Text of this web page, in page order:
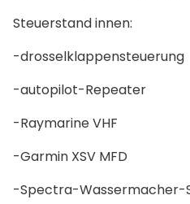
Steuerstand innen:
-drosselklappensteuerung
-autopilot-Repeater
-Raymarine VHF
-Garmin XSV MFD
-Spectra-Wassermacher-